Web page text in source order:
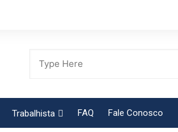
Trabalhista FAQ Fale Conosco